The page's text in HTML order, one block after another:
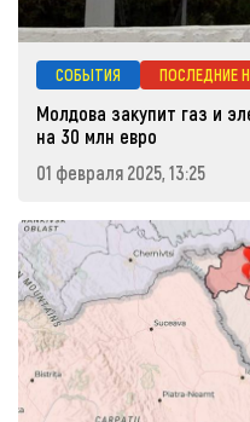
СОБЫТИЯ ПОСЛЕДНИЕ
Молдова закупит газ и
на 30 млн евро
01 февраля 2025, 13:25